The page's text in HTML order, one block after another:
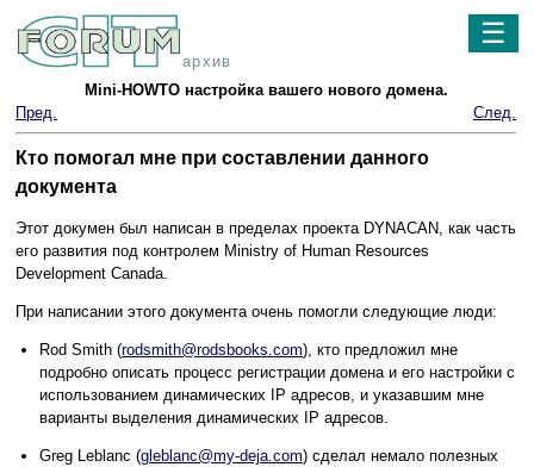
архив
☰
Mini-HOWTO настройка вашего нового домена.
Пред.
След.
Кто помогал мне при составлении данного
документа
Этот докумен был написан в пределах проекта DYNACAN, как часть
его развития под контролем Ministry of Human Resources
Development Canada.
При написании этого документа очень помогли следующие люди:
Rod Smith (rodsmith@rodsbooks.com), кто предложил мне
подробно описать процесс регистрации домена и его настройки с
использованием динамических IP адресов, и указавшим мне
варианты выделения динамических IP адресов.
Greg Leblanc (gleblanc@my-deja.com) сделал немало полезных